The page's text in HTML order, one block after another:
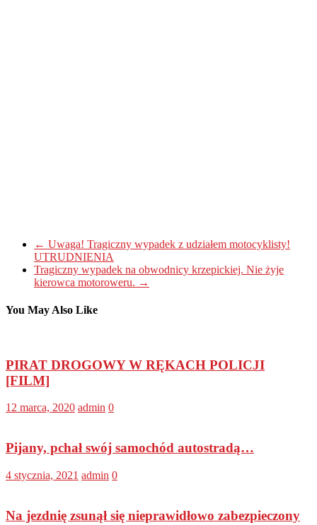
← Uwaga! Tragiczny wypadek z udziałem motocyklisty!
UTRUDNIENIA
Tragiczny wypadek na obwodnicy krzepickiej. Nie żyje
kierowca motoroweru. →
You May Also Like
PIRAT DROGOWY W RĘKACH POLICJI
[FILM]
12 marca, 2020 admin 0
Pijany, pchał swój samochód autostradą…
4 stycznia, 2021 admin 0
Na jezdnię zsunął się nieprawidłowo zabezpieczony